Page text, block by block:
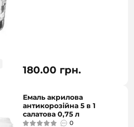
180.00 грн.
Емаль акрилова
антикорозійна 5 в 1
салатова 0,75 л
0